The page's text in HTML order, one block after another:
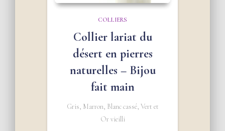
COLLIERS
Collier lariat du
désert en pierres
naturelles – Bijou
fait main
Gris, Marron, Blanc cassé, Vert et
Or vieilli